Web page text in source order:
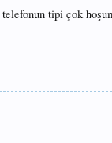
tipi çok